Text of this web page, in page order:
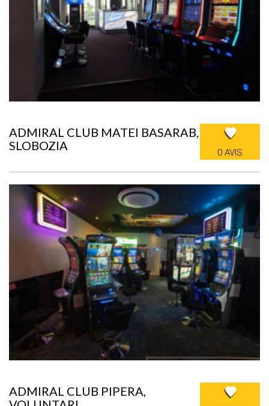
ADMIRAL CLUB MATEI BASARAB,
SLOBOZIA
0 AVIS
ADMIRAL CLUB PIPERA,